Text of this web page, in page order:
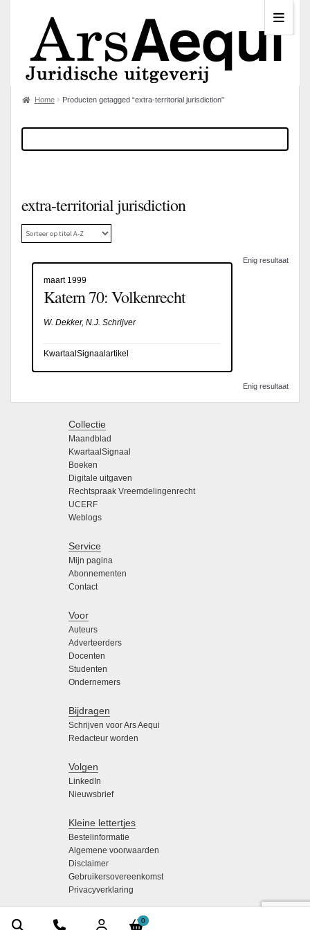
0
Home Producten getagged “extra-territorial jurisdiction”
extra-territorial jurisdiction
Enig resultaat
maart 1999
Katern 70: Volkenrecht
W. Dekker, N.J. Schrijver
KwartaalSignaalartikel
Enig resultaat
Collectie
Maandblad
KwartaalSignaal
Boeken
Digitale uitgaven
Rechtspraak Vreemdelingenrecht
UCERF
Weblogs
Service
Mijn pagina
Abonnementen
Contact
Voor
Auteurs
Adverteerders
Docenten
Studenten
Ondernemers
Bijdragen
Schrijven voor Ars Aequi
Redacteur worden
Volgen
LinkedIn
Nieuwsbrief
Kleine lettertjes
Bestelinformatie
Algemene voorwaarden
Disclaimer
Gebruikersovereenkomst
Privacyverklaring